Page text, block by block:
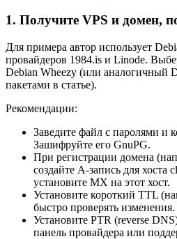
1. Получите VPS и домен,
Для примера автор использует
провайдеров 1984.is и Linode.
Debian Wheezy (или аналогичный
пакетами в статье).
Рекомендации:
Заведите файл с паролями и
Зашифруйте его GnuPG.
При регистрации домена
создайте A-запись для хоста
установите MX на этот хост.
Установите короткий TTL
быстро проверять изменения.
Установите PTR (reverse
панель провайдера или